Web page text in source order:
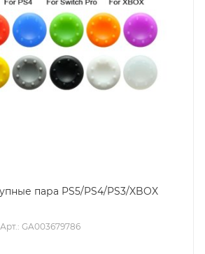
пара PS5/PS4/PS3/XBOX
Арт.: GA003679786